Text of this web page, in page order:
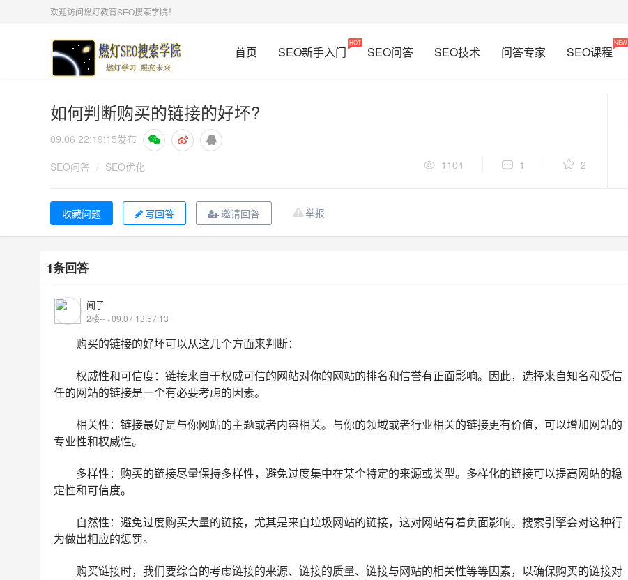
欢迎访问燃灯教育SEO搜索学院！
首页 SEO新手入门
HOT
SEO问答 SEO技术 问答专家 SEO课程
NEW
如何判断购买的链接的好坏?
09.06 22:19:15发布
SEO问答 / SEO优化 1104 1 2
举报
写回答 邀请回答
1条回答
闻子
2楼-- · 09.07 13:57:13
购买的链接的好坏可以从这几个方面来判断：
权威性和可信度：链接来自于权威可信的网站对你的网站的排名和信誉有正面影响。因此，选择来自知名和受信
任的网站的链接是一个有必要考虑的因素。
相关性：链接最好是与你网站的主题或者内容相关。与你的领域或者行业相关的链接更有价值，可以增加网站的
专业性和权威性。
多样性：购买的链接尽量保持多样性，避免过度集中在某个特定的来源或类型。多样化的链接可以提高网站的稳
定性和可信度。
自然性：避免过度购买大量的链接，尤其是来自垃圾网站的链接，这对网站有着负面影响。搜索引擎会对这种行
为做出相应的惩罚。
购买链接时，我们要综合的考虑链接的来源、链接的质量、链接与网站的相关性等等因素，以确保购买的链接对